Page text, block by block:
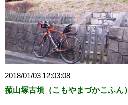
2018/01/03 12:03:08
菰山塚古墳（こもやまづかこふん）